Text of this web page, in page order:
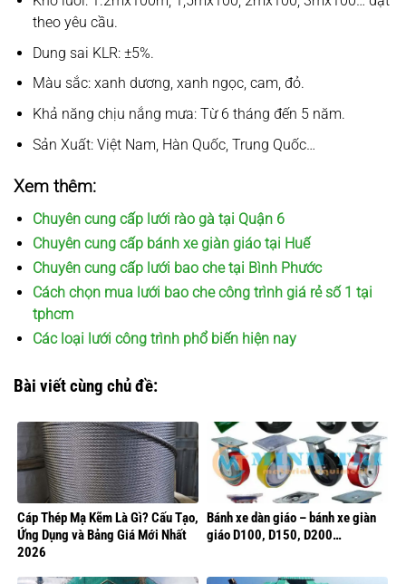
theo yêu cầu.
Dung sai KLR: ±5%.
Màu sắc: xanh dương, xanh ngọc, cam, đỏ.
Khả năng chịu nắng mưa: Từ 6 tháng đến 5 năm.
Sản Xuất: Việt Nam, Hàn Quốc, Trung Quốc…
Xem thêm:
Chuyên cung cấp lưới rào gà tại Quận 6
Chuyên cung cấp bánh xe giàn giáo tại Huế
Chuyên cung cấp lưới bao che tại Bình Phước
Cách chọn mua lưới bao che công trình giá rẻ số 1 tại
tphcm
Các loại lưới công trình phổ biến hiện nay
Bài viết cùng chủ đề:
Cáp Thép Mạ Kẽm Là Gì? Cấu Tạo,
Ứng Dụng và Bảng Giá Mới Nhất
2026
Bánh xe dàn giáo – bánh xe giàn
giáo D100, D150, D200…